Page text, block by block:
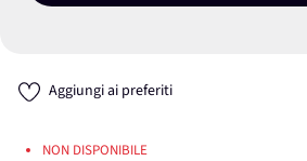
Aggiungi ai preferiti
NON DISPONIBILE